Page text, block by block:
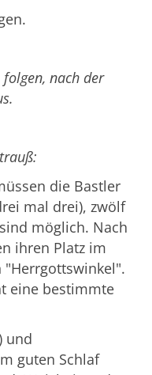
nach der
die Bastler
mal drei), zwölf
möglich. Nach
ihren Platz im
"Herrgottswinkel".
eine bestimmte
und
guten Schlaf